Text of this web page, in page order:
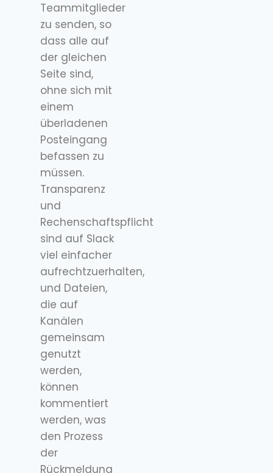
Teammitglieder
zu senden, so
dass alle auf
der gleichen
Seite sind,
ohne sich mit
einem
überladenen
Posteingang
befassen zu
müssen.
Transparenz
und
Rechenschaftspflicht
sind auf Slack
viel einfacher
aufrechtzuerhalten,
und Dateien,
die auf
Kanälen
gemeinsam
genutzt
werden,
können
kommentiert
werden, was
den Prozess
der
Rückmeldung